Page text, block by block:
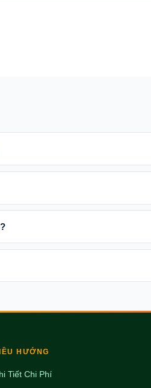
HƯỚNG
Tiết Chi Phí